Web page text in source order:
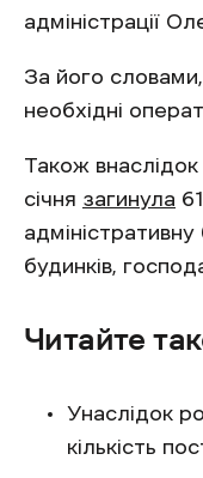
адміністрації
За його
необхідні
Також
січня загинула
будинків,
Читайте
Унаслідок
кількість